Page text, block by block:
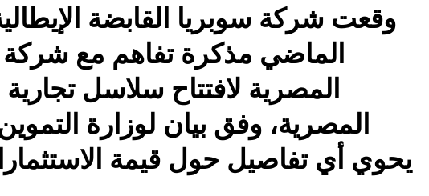
وقعت شركة سوبريا القابضة
الماضي مذكرة تفاهم مع
المصرية لافتتاح سلاسل
المصرية، وفق بيان لوزارة
يحوي أي تفاصيل حول قيمة